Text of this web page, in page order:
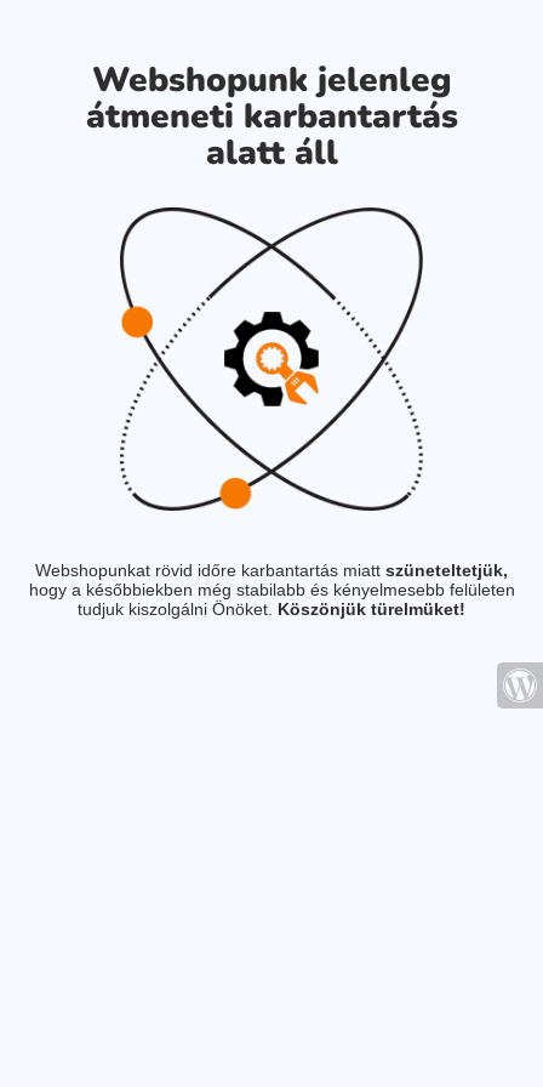
Webshopunk jelenleg
átmeneti karbantartás
alatt áll
Webshopunkat rövid időre karbantartás miatt szüneteltetjük,
hogy a későbbiekben még stabilabb és kényelmesebb felületen
tudjuk kiszolgálni Önöket. Köszönjük türelmüket!